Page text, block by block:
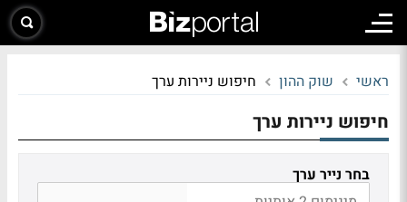
ראשי שוק ההון חיפוש ניירות ערך
חיפוש ניירות ערך
בחר נייר ערך